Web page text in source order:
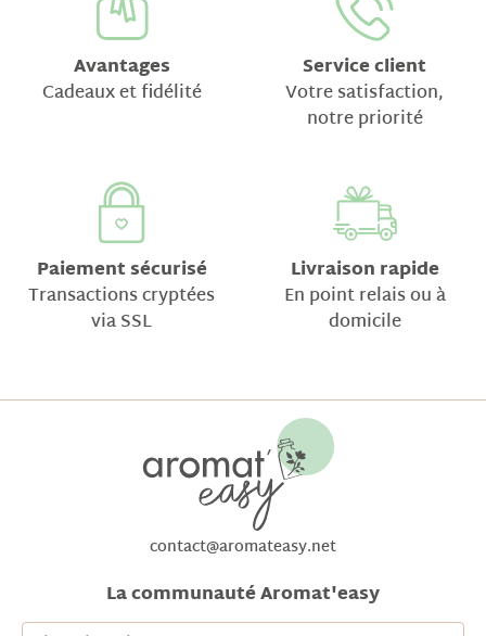
Avantages
Cadeaux et fidélité
Service client
Votre satisfaction,
notre priorité
Paiement sécurisé
Transactions cryptées
via SSL
Livraison rapide
En point relais ou à
domicile
contact@aromateasy.net
La communauté Aromat'easy